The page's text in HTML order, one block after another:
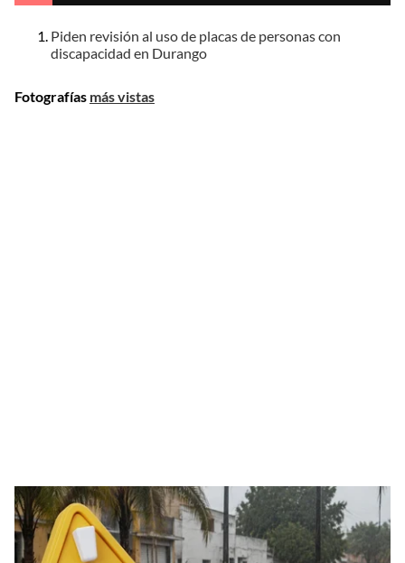
Piden revisión al uso de placas de personas con
discapacidad en Durango
Fotografías más vistas